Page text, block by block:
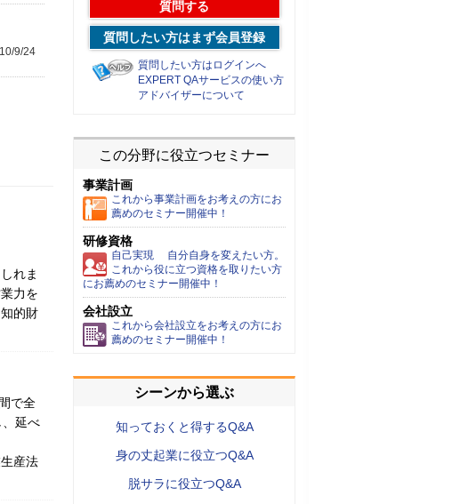
9/24
れま
力を
的財
で全
延べ
産法
質問する
質問したい方はまず会員登録
質問したい方はログインへ
EXPERT QAサービスの使い方
アドバイザーについて
この分野に役立つセミナー
事業計画
これから事業計画をお考えの方にお
薦めのセミナー開催中！
研修資格
自己実現 自分自身を変えたい方。
これから役に立つ資格を取りたい方
にお薦めのセミナー開催中！
会社設立
これから会社設立をお考えの方にお
薦めのセミナー開催中！
シーンから選ぶ
知っておくと得するQ&A
身の丈起業に役立つQ&A
脱サラに役立つQ&A